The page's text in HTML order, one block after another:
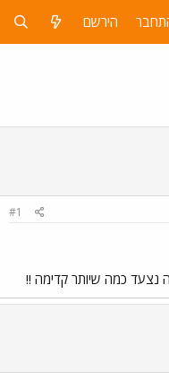
הירשם
#1
נצעד כמה שיותר קדימה !!